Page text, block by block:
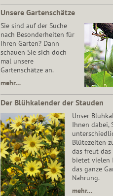
Unsere Gartenschätze
Sie sind auf der Suche
nach Besonderheiten für
Ihren Garten? Dann
schauen Sie sich doch
mal unsere
Gartenschätze an.
mehr…
Der Blühkalender der Stauden
Unser
Ihnen dabei,
Blütezeiten
das freut das
bietet vielen
das ganze
Nahrung.
mehr…